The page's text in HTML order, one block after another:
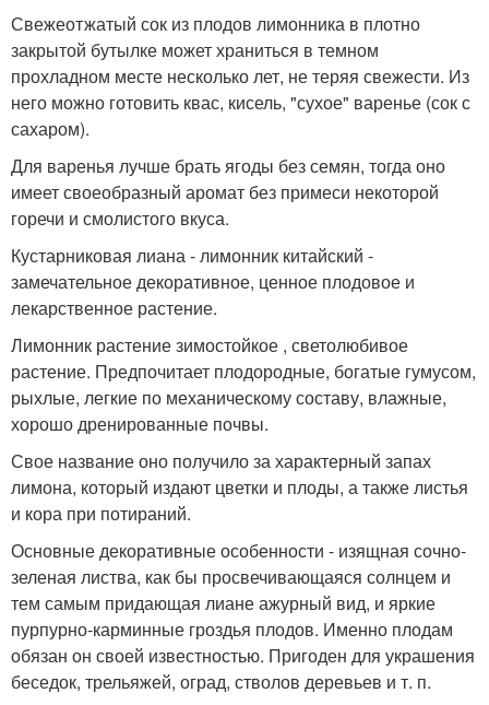
Свежеотжатый сок из плодов лимонника в плотно
закрытой бутылке может храниться в темном
прохладном месте несколько лет, не теряя свежести. Из
него можно готовить квас, кисель, "сухое" варенье (сок с
сахаром).
Для варенья лучше брать ягоды без семян, тогда оно
имеет своеобразный аромат без примеси некоторой
горечи и смолистого вкуса.
Кустарниковая лиана - лимонник китайский -
замечательное декоративное, ценное плодовое и
лекарственное растение.
Лимонник растение зимостойкое , светолюбивое
растение. Предпочитает плодородные, богатые гумусом,
рыхлые, легкие по механическому составу, влажные,
хорошо дренированные почвы.
Свое название оно получило за характерный запах
лимона, который издают цветки и плоды, а также листья
и кора при потираний.
Основные декоративные особенности - изящная сочно-
зеленая листва, как бы просвечивающаяся солнцем и
тем самым придающая лиане ажурный вид, и яркие
пурпурно-карминные гроздья плодов. Именно плодам
обязан он своей известностью. Пригоден для украшения
беседок, трельяжей, оград, стволов деревьев и т. п.